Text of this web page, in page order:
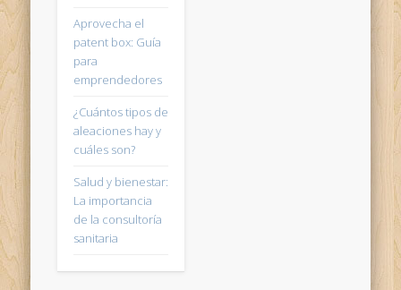
Aprovecha el
patent box: Guía
para
emprendedores
¿Cuántos tipos de
aleaciones hay y
cuáles son?
Salud y bienestar:
La importancia
de la consultoría
sanitaria